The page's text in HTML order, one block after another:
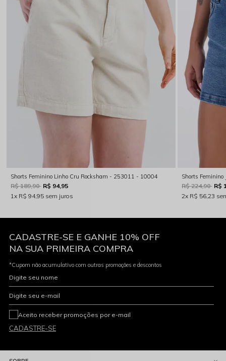
Shorts Feminino Linho Cru Rocksham - 253011 - 10004
R$ 189,90 R$ 94,95
1x R$ 94,95 sem juros
R$ 224,90 R$
2x R$ 56,23
CADASTRE-SE E GANHE 10% OFF
NA SUA PRIMEIRA COMPRA
*Cupom não acumulativo com outras promoções e descontos
Digite seu nome
Digite seu e-mail
CADASTRE-SE
Aceito receber promoções por e-mail